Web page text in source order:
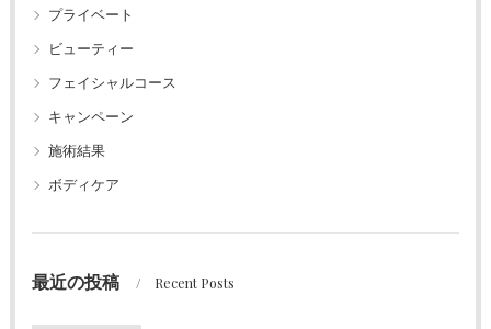
プライベート
ビューティー
フェイシャルコース
キャンペーン
施術結果
ボディケア
最近の投稿 Recent Posts